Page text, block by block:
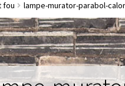
HuîtreLa philosophie
1 – Les Machines
fou lampe-murator-parabol-